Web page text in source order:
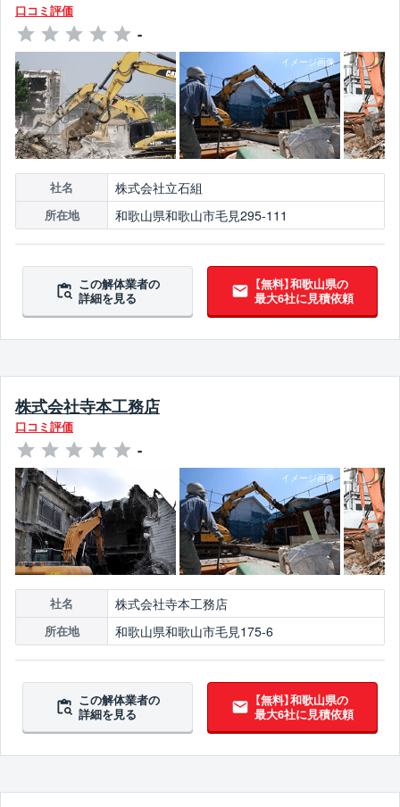
口コミ評価
-
社名 株式会社立石組
所在地 和歌山県和歌山市毛見295-111
この解体業者の
詳細を見る
【無料】和歌山県の
最大6社に見積依頼
株式会社寺本工務店
口コミ評価
-
社名 株式会社寺本工務店
所在地 和歌山県和歌山市毛見175-6
この解体業者の
詳細を見る
【無料】和歌山県の
最大6社に見積依頼